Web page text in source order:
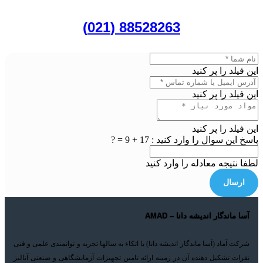
88528263 (021)
این فیلد را پر کنید
این فیلد را پر کنید
این فیلد را پر کنید
پاسخ این سوال را وارد کنید : 17 + 9 = ?
لطفا نتیجه معادله را وارد کنید
ارسال
آسا ماندگار اندیشه دانا – AMAD
شرکت آماد (آسا ماندگار اندیشه دانا) با اتکاء به سالها تجربه و توانمندی علمی و فنی
نفرات تشکیل دهنده آن در زمینه ارائه تامین تجهیزات آزمایشگاهی و صنعتی آنالیز